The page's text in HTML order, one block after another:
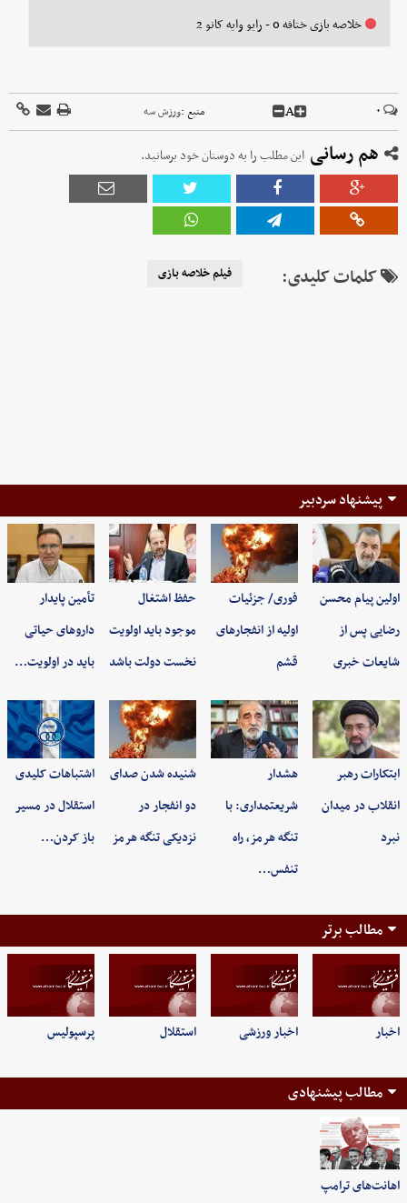
خلاصه بازی ختافه 0 - رایو وایه کانو 2
۰ A منبع :ورزش سه
هم رسانی این مطلب را به دوستان خود برسانید.
کلمات کلیدی: فیلم خلاصه بازی
پیشنهاد سردبیر
اولین پیام محسن
رضایی پس از
شایعات خبری
فوری/ جزئیات
اولیه از انفجارهای
قشم
حفظ اشتغال
موجود باید اولویت
نخست دولت باشد
تأمین پایدار
داروهای حیاتی
باید در اولویت…
ابتکارات رهبر
انقلاب در میدان
نبرد
هشدار
شریعتمداری: با
تنگه هرمز، راه
تنفس…
شنیده شدن صدای
دو انفجار در
نزدیکی تنگه هرمز
اشتباهات کلیدی
استقلال در مسیر
باز کردن…
مطالب برتر
اخبار اخبار ورزشی استقلال پرسپولیس
مطالب پیشنهادی
اهانت‌های ترامپ